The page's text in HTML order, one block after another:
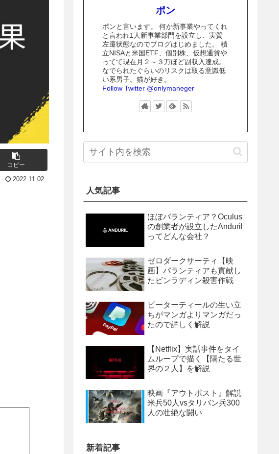
コピー
2022.11.02
ポン
ポンと言います。 何か新事業やってくれ
と言われ1人新事業部門を設立し、実質
左遷状態なのでブログはじめました。 積
立NISAと米国ETF、個別株、仮想通貨や
ってて現在月２～３万ほど副収入達成。
なでられたぐらいのリスクは取る意識低
い系男子。猫が好き。
Follow Twitter @onlymaneger
人気記事
ほぼパランティア？Oculus
の創業者が設立したAnduril
ってどんな会社？
ゼロダークサーティ【映
画】パランティアも貢献し
たビンラディン殺害作戦
ピーターティールの生い立
ちがマンガよりマンガだっ
たので詳しく解説
【Netflix】実話事件をタイ
ムループで描く【隔たる世
界の２人】を解説
映画『アウトポスト』解説
米兵50人vsタリバン兵300
人の壮絶な闘い
新着記事